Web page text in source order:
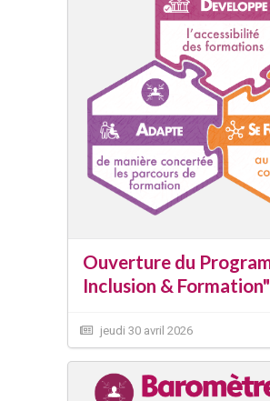
Ouverture du
Inclusion & Formation"
jeudi 30 avril 2026